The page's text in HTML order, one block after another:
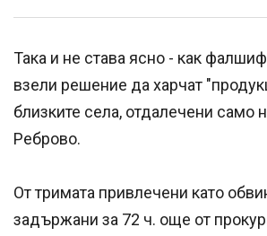
Така и не става ясно - как
взели решение да харчат
близките села, отдалечени само
Реброво.
От тримата привлечени като
задържани за 72 ч. още от